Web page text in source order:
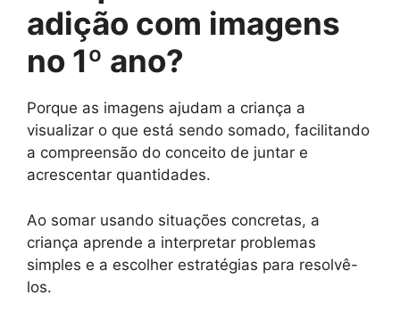
adição com imagens
no 1º ano?
Porque as imagens ajudam a criança a
visualizar o que está sendo somado, facilitando
a compreensão do conceito de juntar e
acrescentar quantidades.
Ao somar usando situações concretas, a
criança aprende a interpretar problemas
simples e a escolher estratégias para resolvê-
los.